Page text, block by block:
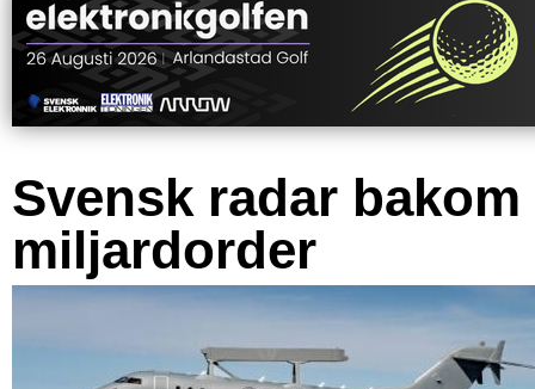
Svensk radar bakom
miljardorder